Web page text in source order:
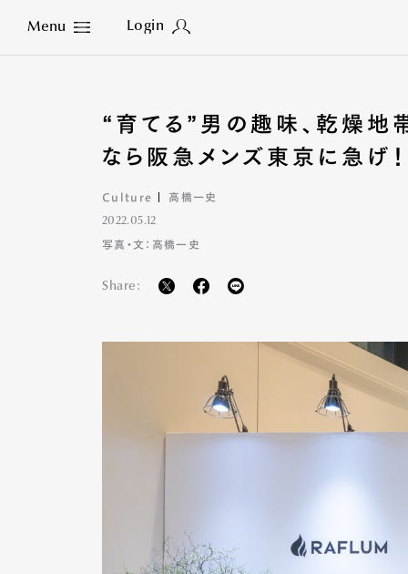
Menu Login
Close
“育てる”男の趣味、乾燥地
なら阪急メンズ東京に急げ！
Culture 高橋一史
2022.05.12
写真・文：高橋一史
Share: